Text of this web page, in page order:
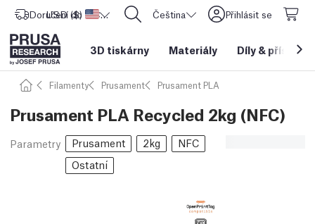
Doručení do Spojené státy americké
USD ($) CORE One L: Nyní skladem! Čeština Přihlásit se
3D tiskárny Materiály Díly &
Filamenty Prusament Prusament PLA
Prusament PLA Recycled 2kg (NFC)
Parametry Prusament 2kg
NFC
Ostatní